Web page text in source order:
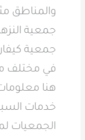
والمناطق
جمعية
جمعية
في مختلف
هنا
خدمات
الجمعيات